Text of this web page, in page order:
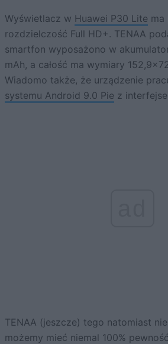
Wyświetlacz w Huawei P30 Lite ma
rozdzielczość Full HD+. TENAA
smartfon wyposażono w
mAh, a całość ma wymiary
Wiadomo także, że urządzenie
systemu Android 9.0 Pie z
TENAA (jeszcze) tego natomiast nie
możemy mieć niemal 100%